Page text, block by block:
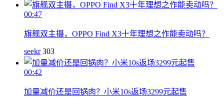
00:47
旗舰双主摄，OPPO Find X3十年理想之作能卖动吗？
seekr 303
00:42
加量减价还是回锅肉？小米10s返场3299元起售